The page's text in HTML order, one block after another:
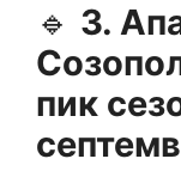
🔹 3.
пик